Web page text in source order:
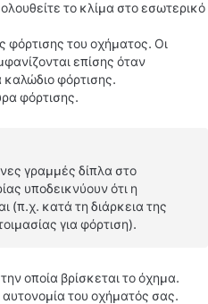
το κλίμα στο εσωτερικό
φόρτισης του οχήματος. Οι
επίσης όταν
φόρτισης.
φόρτισης.
γραμμές δίπλα στο
υποδεικνύουν ότι η
(π.χ. κατά τη διάρκεια της
για φόρτιση).
οποία βρίσκεται το όχημα.
του οχήματός σας.